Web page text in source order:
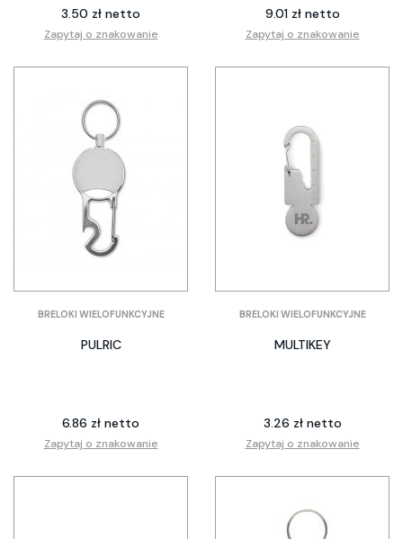
3.50 zł netto
Zapytaj o znakowanie
9.01 zł netto
Zapytaj o znakowanie
BRELOKI WIELOFUNKCYJNE
PULRIC
6.86 zł netto
Zapytaj o znakowanie
BRELOKI WIELOFUNKCYJNE
MULTIKEY
3.26 zł netto
Zapytaj o znakowanie